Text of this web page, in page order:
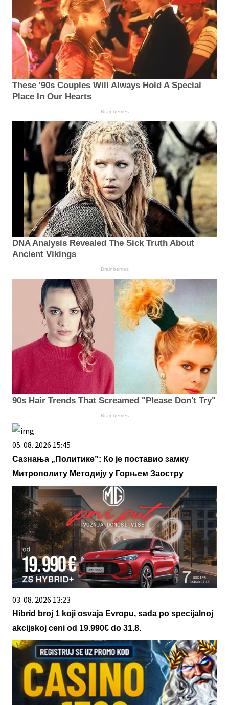
These '90s Couples Will Always Hold A Special
Place In Our Hearts
Brainberries
DNA Analysis Revealed The Sick Truth About
Ancient Vikings
Brainberries
90s Hair Trends That Screamed "Please Don't Try"
Brainberries
05. 08. 2026 15:45
Сазнања „Политике”: Ко је поставио замку
Митрополиту Методију у Горњем Заостру
03. 08. 2026 13:23
Hibrid broj 1 koji osvaja Evropu, sada po specijalnoj
akcijskoj ceni od 19.990€ do 31.8.